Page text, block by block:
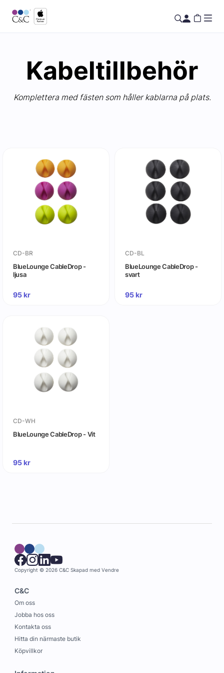
Kabeltillbehör
Komplettera med fästen som håller kablarna på plats.
CD-BR
BlueLounge CableDrop -
ljusa
95kr
CD-BL
BlueLounge CableDrop -
svart
95kr
CD-WH
BlueLounge CableDrop - Vit
95kr
Copyright © 2026 C&C Skapad med Vendre
C&C
Om oss
Jobba hos oss
Kontakta oss
Hitta din närmaste butik
Köpvillkor